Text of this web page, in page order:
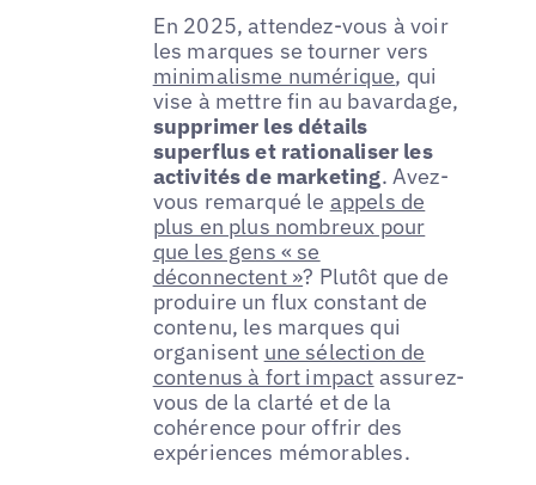
En 2025, attendez-vous à voir
les marques se tourner vers
minimalisme numérique, qui
vise à mettre fin au bavardage,
supprimer les détails
superflus et rationaliser les
activités de marketing. Avez-
vous remarqué le appels de
plus en plus nombreux pour
que les gens « se
déconnectent »? Plutôt que de
produire un flux constant de
contenu, les marques qui
organisent une sélection de
contenus à fort impact assurez-
vous de la clarté et de la
cohérence pour offrir des
expériences mémorables.